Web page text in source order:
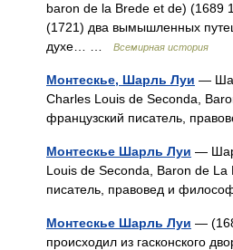
baron de la Brede et de) (1689
(1721) два вымышленных
духе… …
Всемирная история
Монтескье, Шарль Луи —
Charles Louis de Seconda,
французский писатель,
Монтескье Шарль Луи —
Louis de Seconda, Baron de
писатель, правовед и
Монтескье Шарль Луи —
происходил из гасконского